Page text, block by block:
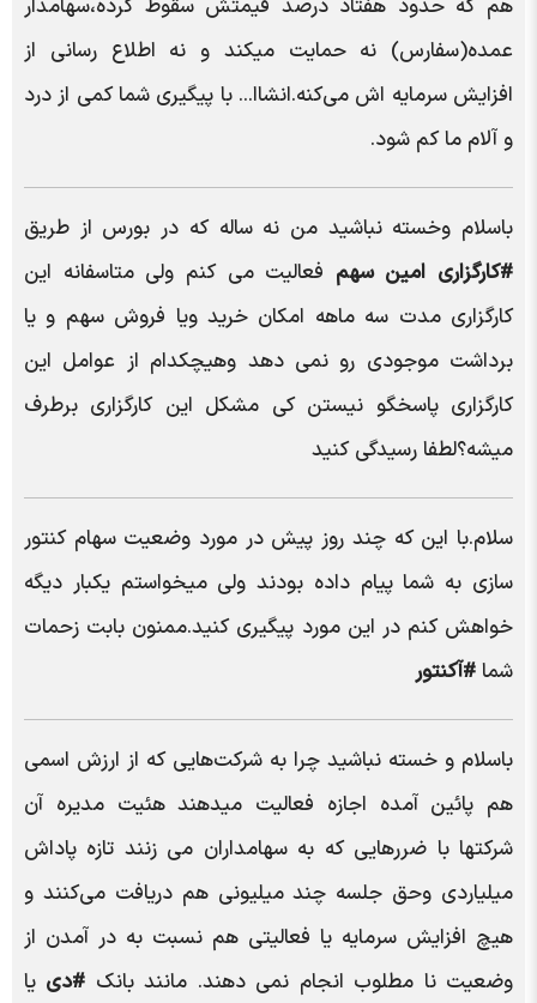
هم که حدود هفتاد درصد قیمتش سقوط کرده،سهامدار
عمده(سفارس) نه حمایت میکند و نه اطلاع رسانی از
افزایش سرمایه اش می‌کنه.انشاا... با پیگیری شما کمی از درد
و آلام ما کم شود.
باسلام وخسته نباشید من نه ساله که در بورس از طریق
#کارگزاری امین سهم فعالیت می کنم ولی متاسفانه این
کارگزاری مدت سه ماهه امکان خرید ویا فروش سهم و یا
برداشت موجودی رو نمی دهد وهیچکدام از عوامل این
کارگزاری پاسخگو نیستن کی مشکل این کارگزاری برطرف
میشه؟لطفا رسیدگی کنید
سلام.با این که چند روز پیش در مورد وضعیت سهام کنتور
سازی به شما پیام داده بودند ولی میخواستم یکبار دیگه
خواهش کنم در این مورد پیگیری کنید.ممنون بابت زحمات
شما#آکنتور
باسلام و خسته نباشید چرا به شرکت‌هایی که از ارزش اسمی
هم پائین آمده اجازه فعالیت میدهند هئیت مدیره آن
شرکتها با ضررهایی که به سهامداران می زنند تازه پاداش
میلیاردی وحق جلسه چند میلیونی هم دریافت می‌کنند و
هیچ افزایش سرمایه یا فعالیتی هم نسبت به در آمدن از
وضعیت نا مطلوب انجام نمی دهند. مانند بانک #دی یا